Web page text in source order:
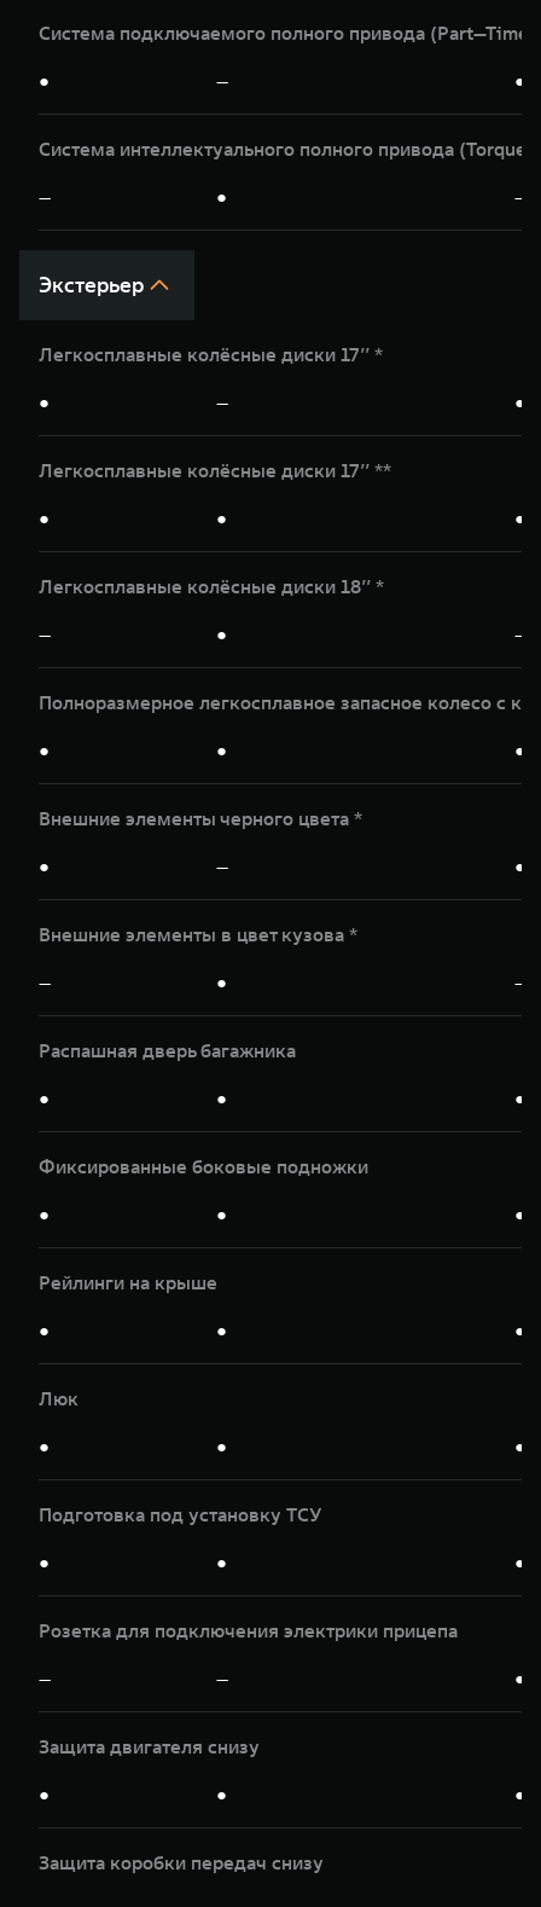
Система подключаемого полного привода (Part—Time)
● — ●
Система интеллектуального полного привода
— ● —
Экстерьер
Легкосплавные колёсные диски 17’’ *
● — ●
Легкосплавные колёсные диски 17’’ **
● ● ●
Легкосплавные колёсные диски 18’’ *
— ● —
Полноразмерное легкосплавное запасное колесо с
● ● ●
Внешние элементы черного цвета *
● — ●
Внешние элементы в цвет кузова *
— ● —
Распашная дверь багажника
● ● ●
Фиксированные боковые подножки
● ● ●
Рейлинги на крыше
● ● ●
Люк
● ● ●
Подготовка под установку ТСУ
● ● ●
Розетка для подключения электрики прицепа
— — ●
Защита двигателя снизу
● ● ●
Защита коробки передач снизу